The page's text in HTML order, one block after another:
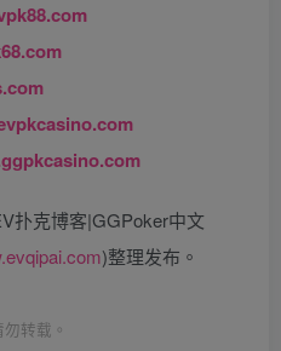
扑克博客|GGPoker中文
)整理发布。
转载。